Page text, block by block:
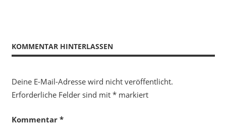
KOMMENTAR HINTERLASSEN
Deine E-Mail-Adresse wird nicht veröffentlicht.
Erforderliche Felder sind mit *markiert
Kommentar *